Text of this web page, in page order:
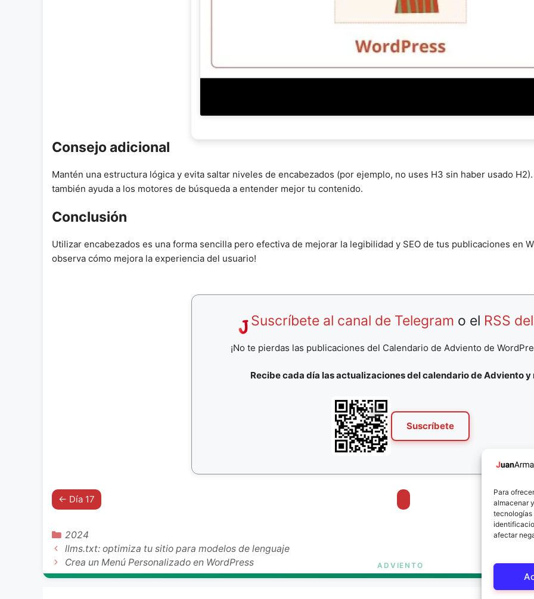
Para
almacenar
tecnologías
afectar
Consejo adicional
Mantén una estructura lógica y evita saltar niveles de encabezados (por ejemplo, no uses H3 sin haber usado
también ayuda a los motores de búsqueda a entender mejor tu contenido.
Conclusión
Utilizar encabezados es una forma sencilla pero efectiva de mejorar la legibilidad y SEO de tus publicaciones en
observa cómo mejora la experiencia del usuario!
Suscríbete al canal de Telegram o el RSS
¡No te pierdas las publicaciones del Calendario de Adviento de
Recibe cada día las actualizaciones del calendario de Adviento y
Suscríbete
← Día 17
Categorías
2024
llms.txt: optimiza tu sitio para modelos de lenguaje
Crea un Menú Personalizado en WordPress